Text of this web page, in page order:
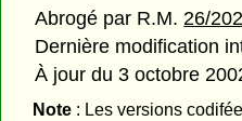
Abrogé par R.M. 26/
Dernière modification
À jour du 3 octobre
Note: Les versions